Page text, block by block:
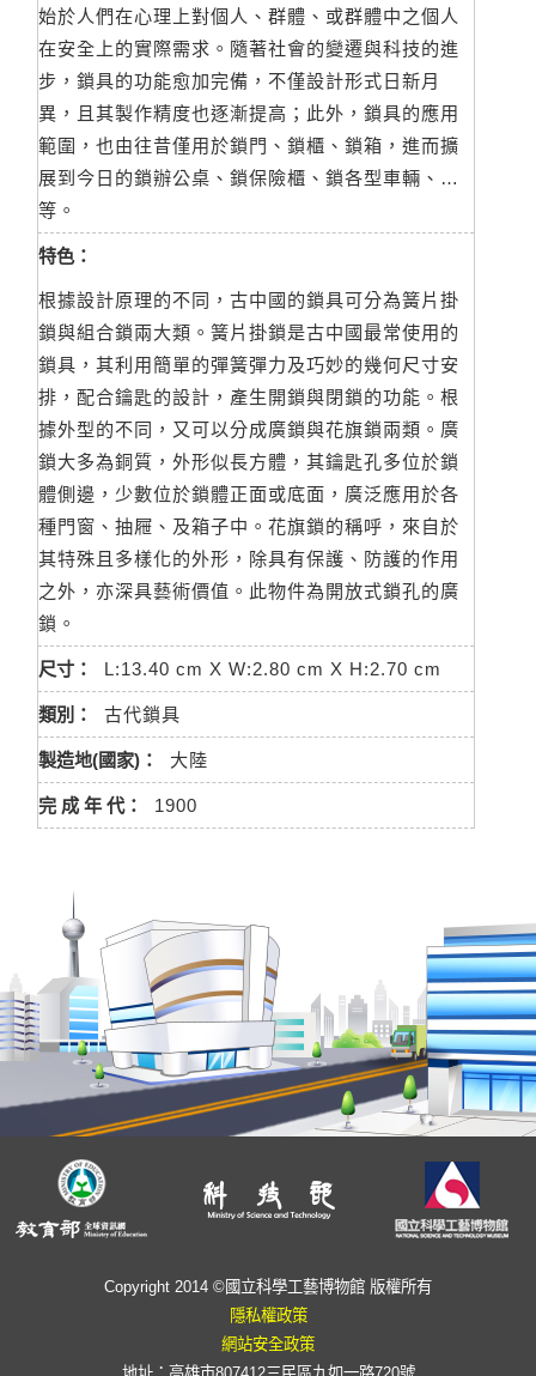
始於人們在心理上對個人、群體、或群體中之個人
在安全上的實際需求。隨著社會的變遷與科技的進
步，鎖具的功能愈加完備，不僅設計形式日新月
異，且其製作精度也逐漸提高；此外，鎖具的應用
範圍，也由往昔僅用於鎖門、鎖櫃、鎖箱，進而擴
展到今日的鎖辦公桌、鎖保險櫃、鎖各型車輛、…
等。
特色：
根據設計原理的不同，古中國的鎖具可分為簧片掛
鎖與組合鎖兩大類。簧片掛鎖是古中國最常使用的
鎖具，其利用簡單的彈簧彈力及巧妙的幾何尺寸安
排，配合鑰匙的設計，產生開鎖與閉鎖的功能。根
據外型的不同，又可以分成廣鎖與花旗鎖兩類。廣
鎖大多為銅質，外形似長方體，其鑰匙孔多位於鎖
體側邊，少數位於鎖體正面或底面，廣泛應用於各
種門窗、抽屜、及箱子中。花旗鎖的稱呼，來自於
其特殊且多樣化的外形，除具有保護、防護的作用
之外，亦深具藝術價值。此物件為開放式鎖孔的廣
鎖。
尺寸： L:13.40 cm X W:2.80 cm X H:2.70 cm
類別： 古代鎖具
製造地(國家)： 大陸
完 成 年 代： 1900
Copyright 2014 ©國立科學工藝博物館 版權所有
隱私權政策
網站安全政策